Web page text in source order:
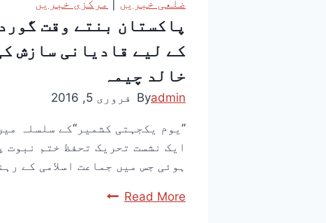
ضلعی خبریں مرکزی خبریں
پاکستان بنتے وقت
کے لیے قادیانی سازش
خالد چیمہ
Byadmin فروری 5, 2016
’’یوم یکجہتی کشمیر‘‘کے
ایک نشست تحریک تحفظ ختم
ہوئی جس میں جماعت اسلامی کے
Read More